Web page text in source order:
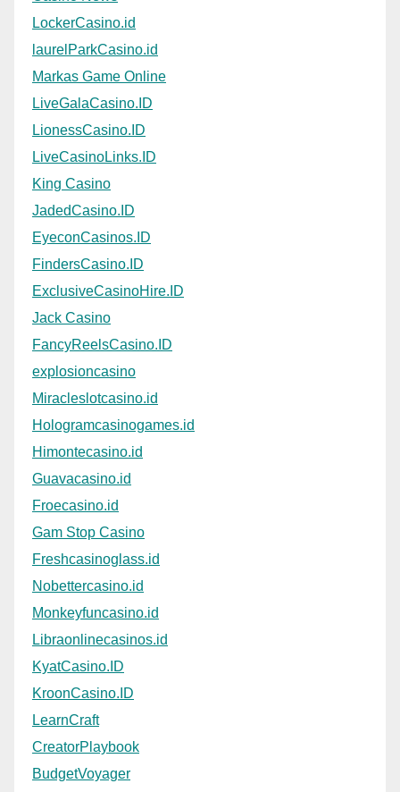
LockerCasino.id
laurelParkCasino.id
Markas Game Online
LiveGalaCasino.ID
LionessCasino.ID
LiveCasinoLinks.ID
King Casino
JadedCasino.ID
EyeconCasinos.ID
FindersCasino.ID
ExclusiveCasinoHire.ID
Jack Casino
FancyReelsCasino.ID
explosioncasino
Miracleslotcasino.id
Hologramcasinogames.id
Himontecasino.id
Guavacasino.id
Froecasino.id
Gam Stop Casino
Freshcasinoglass.id
Nobettercasino.id
Monkeyfuncasino.id
Libraonlinecasinos.id
KyatCasino.ID
KroonCasino.ID
LearnCraft
CreatorPlaybook
BudgetVoyager